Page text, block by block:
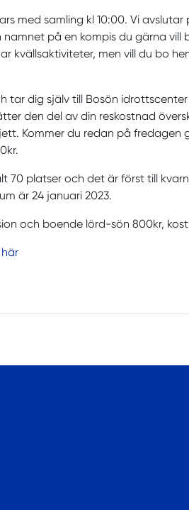
med samling kl 10:00. Vi
namnet på en kompis du gärna
kvällsaktiviteter, men vill du bo
tar dig själv till Bosön
den del av din reskostnad
Kommer du redan på
70 platser och det är först till
är 24 januari 2023.
och boende lörd-sön 800kr,